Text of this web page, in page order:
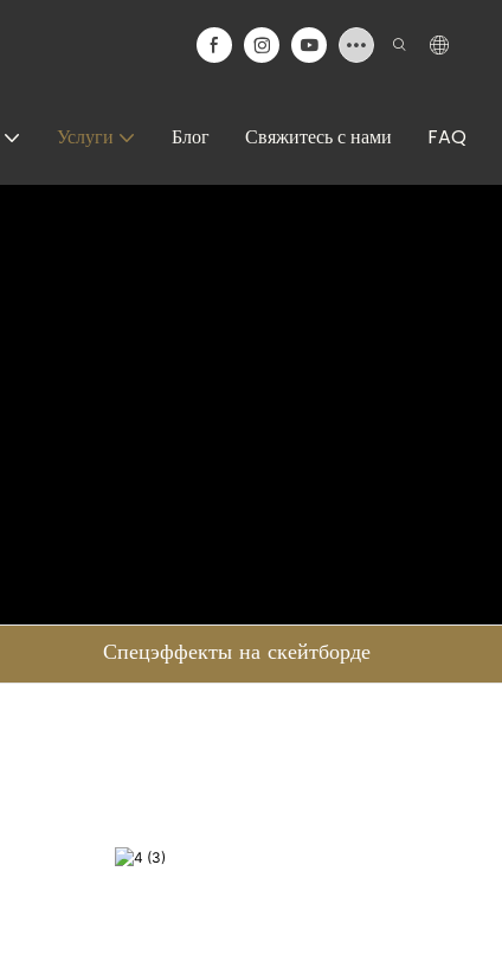
Услуги Блог Свяжитесь с нами FAQ
Спецэффекты на скейтборде